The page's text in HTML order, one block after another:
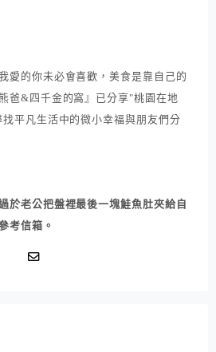
愛的你未必會喜歡，美食是靠自己的
爸&四千金的窩』已分享"桃園在地
平凡生活中的微小幸福與朋友們分
於老公把盤裡最後一塊鮭魚肚夾給自
考信箱。